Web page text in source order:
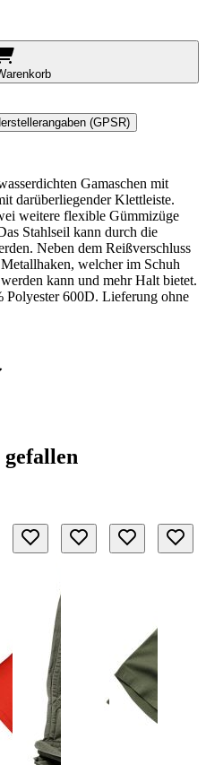
(GPSR)
Gamaschen mit
darüberliegender Klettleiste.
weitere flexible Gümmizüge
Stahlseil kann durch die
Neben dem Reißverschluss
welcher im Schuh
kann und mehr Halt bietet.
Polyester 600D. Lieferung ohne